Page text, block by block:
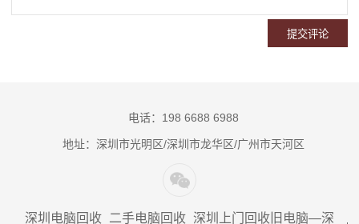
电话：198 6688 6988
地址：深圳市光明区/深圳市龙华区/广州市天河区
深圳电脑回收_二手电脑回收_深圳上门回收旧电脑—深